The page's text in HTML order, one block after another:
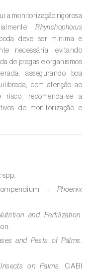
spp.
)
sativa
a monitorização rigorosa
Rhynchophorus
deve ser mínima e
necessária, evitando
de pragas e organismos
assegurando boa
com atenção ao
risco, recomenda‑se a
de monitorização e
spp.
– Phoenix
and Fertilization
and Pests of Palms
Insects on Palms . CABI